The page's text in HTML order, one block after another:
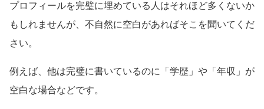
プロフィールを完璧に埋めている人はそれほど多くないか
もしれませんが、不自然に空白があればそこを聞いてくだ
さい。
例えば、他は完璧に書いているのに「学歴」や「年収」が
空白な場合などです。